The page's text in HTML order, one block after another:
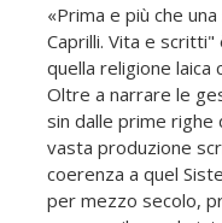
«Prima e più che
Caprilli. Vita e
quella religione laica
Oltre a narrare le
sin dalle prime
vasta produzione
coerenza a quel
per mezzo secolo,